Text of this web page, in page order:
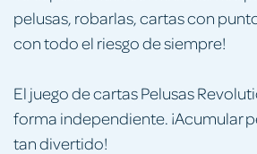
pelusas, robarlas, cartas con
con todo el riesgo de siempre!
El juego de cartas Pelusas
forma independiente. ¡Acumular
tan divertido!